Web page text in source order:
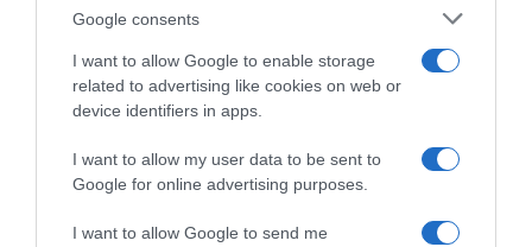
Google consents
I want to allow Google to enable storage
related to advertising like cookies on web or
device identifiers in apps.
I want to allow my user data to be sent to
Google for online advertising purposes.
I want to allow Google to send me
Θέλουν να μη φοβούνται πια!